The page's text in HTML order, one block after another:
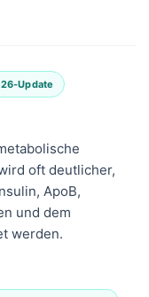
Update
oft deutlicher,
ApoB,
und dem
werden.